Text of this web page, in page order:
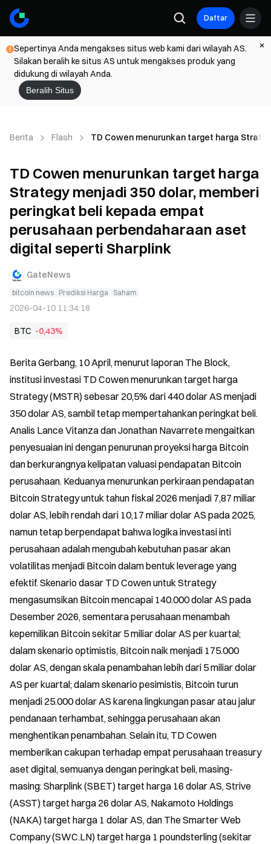
Daftar
Sepertinya Anda mengakses situs web kami dari wilayah AS.
Silakan beralih ke situs AS untuk mengakses produk yang
didukung di wilayah Anda.
Beralih Situs
Berita Flash TD Cowen menurunkan target harga
TD Cowen menurunkan target harga
Strategy menjadi 350 dolar, memberi
peringkat beli kepada empat
perusahaan perbendaharaan aset
digital seperti Sharplink
GateNews
bitcoin news Prediksi Harga Saham
2026-04-10 11:34:18
BTC -0,43%
Berita Gerbang, 10 April, menurut laporan The Block,
institusi investasi TD Cowen menurunkan target harga
Strategy (MSTR) sebesar 20,5% dari 440 dolar AS menjadi
350 dolar AS, sambil tetap mempertahankan peringkat beli.
Analis Lance Vitanza dan Jonathan Navarrete mengaitkan
penyesuaian ini dengan penurunan proyeksi harga Bitcoin
dan berkurangnya kelipatan valuasi pendapatan Bitcoin
perusahaan. Keduanya menurunkan perkiraan pendapatan
Bitcoin Strategy untuk tahun fiskal 2026 menjadi 7,87 miliar
dolar AS, lebih rendah dari 10,17 miliar dolar AS pada 2025,
namun tetap berpendapat bahwa logika investasi inti
perusahaan adalah mengubah kebutuhan pasar akan
volatilitas menjadi Bitcoin dalam bentuk leverage yang
efektif. Skenario dasar TD Cowen untuk Strategy
mengasumsikan Bitcoin mencapai 140.000 dolar AS pada
Desember 2026, sementara perusahaan menambah
kepemilikan Bitcoin sekitar 5 miliar dolar AS per kuartal;
dalam skenario optimistis, Bitcoin naik menjadi 175.000
dolar AS, dengan skala penambahan lebih dari 5 miliar dolar
AS per kuartal; dalam skenario pesimistis, Bitcoin turun
menjadi 25.000 dolar AS karena lingkungan pasar atau jalur
pendanaan terhambat, sehingga perusahaan akan
menghentikan penambahan. Selain itu, TD Cowen
memberikan cakupan terhadap empat perusahaan treasury
aset digital, semuanya dengan peringkat beli, masing-
masing: Sharplink (SBET) target harga 16 dolar AS, Strive
(ASST) target harga 26 dolar AS, Nakamoto Holdings
(NAKA) target harga 1 dolar AS, dan The Smarter Web
Company (SWC.LN) target harga 1 poundsterling (sekitar